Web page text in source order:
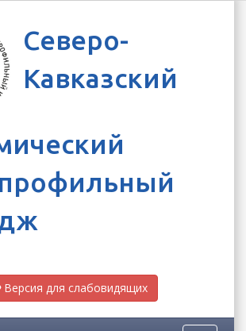
Северо-
Кавказский
Версия для слабовидящих